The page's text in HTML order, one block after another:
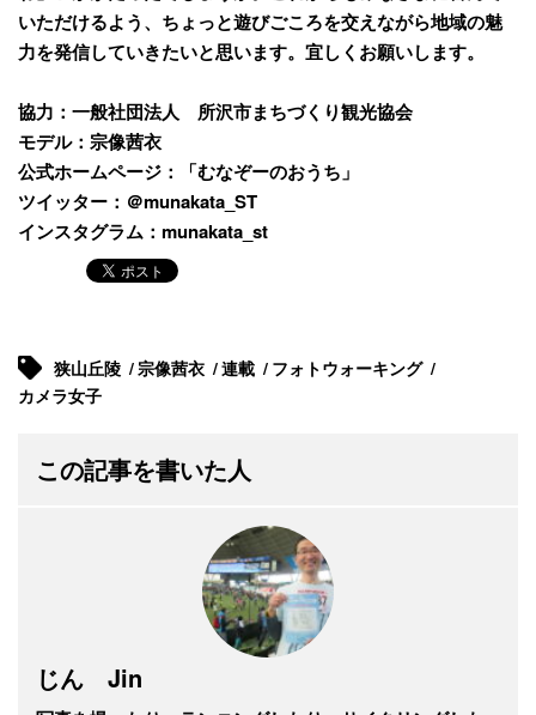
いただけるよう、ちょっと遊びごころを交えながら地域の魅
力を発信していきたいと思います。宜しくお願いします。
協力：一般社団法人 所沢市まちづくり観光協会
モデル：宗像茜衣
公式ホームページ：「むなぞーのおうち 」
ツイッター： ＠munakata_ST
インスタグラム： munakata_st
狭山丘陵 宗像茜衣 連載
フォトウォーキング
カメラ女子
この記事を書いた人
じん Jin